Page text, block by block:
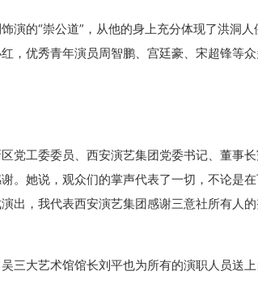
的“崇公道”，从他的身上充分体现了洪洞人
，优秀青年演员周智鹏、宫廷豪、宋超锋等
工委委员、西安演艺集团党委书记、董事
。她说，观众们的掌声代表了一切，不论是
出，我代表西安演艺集团感谢三意社所有人
大艺术馆馆长刘平也为所有的演职人员送上